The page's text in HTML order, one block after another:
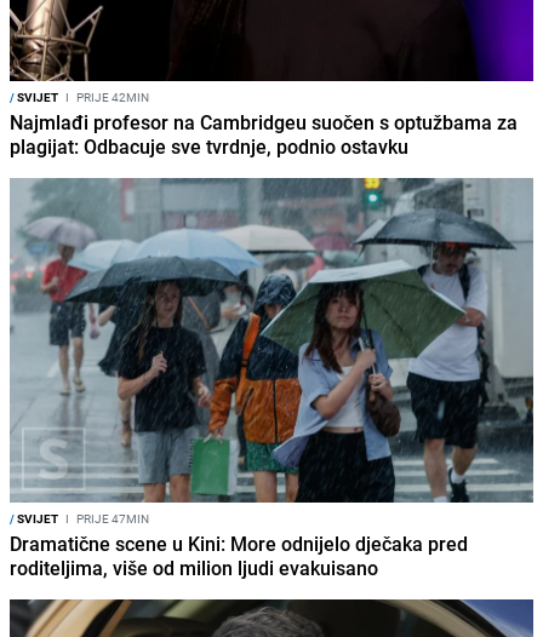
/SVIJET I PRIJE 42MIN
Najmlađi profesor na Cambridgeu suočen s optužbama za
plagijat: Odbacuje sve tvrdnje, podnio ostavku
/SVIJET I PRIJE 47MIN
Dramatične scene u Kini: More odnijelo dječaka pred
roditeljima, više od milion ljudi evakuisano